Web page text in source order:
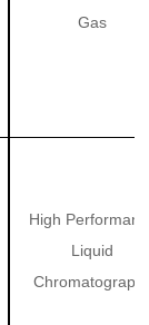
Gas
High
Liquid